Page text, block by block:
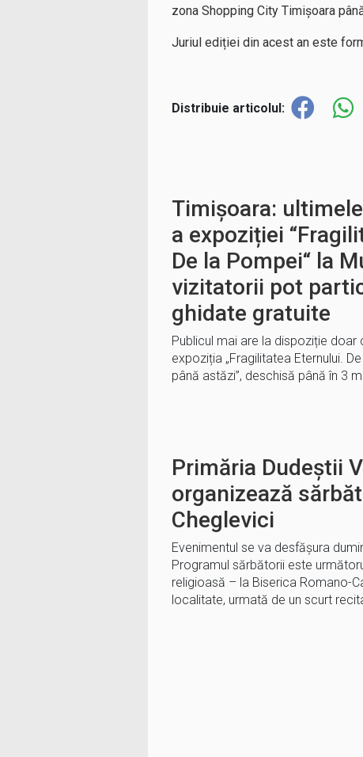
zona Shopping City Timișoara
Juriul ediției din acest an este
Distribuie articolul:
Timișoara:
a expoziției
De la Pompei“ la
vizitatorii pot
ghidate gratuite
Publicul mai are la dispoziție doar
expoziția „Fragilitatea Eternului.
până astăzi”, deschisă până în 3
Primăria Dudeștii
organizează
Cheglevici
Evenimentul se va desfășura
Programul sărbătorii este
religioasă – la Biserica Romano-
localitate, urmată de un scurt